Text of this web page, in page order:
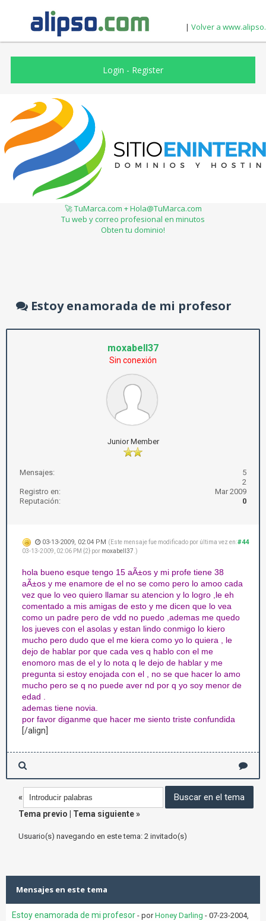
| Volver a
Login - Register
🚀 TuMarca.com + Hola@TuMarca.com
Tu web y correo profesional en minutos
Obten tu dominio!
Estoy enamorada de mi profesor
moxabell37
Sin conexión
Junior Member
Mensajes:
5
2
Registro en:
Mar 2009
Reputación:
0
#44
03-13-2009, 02:04 PM (Este mensaje fue modificado por última vez en:
03-13-2009, 02:06 PM {2} por moxabell37 .)
hola bueno esque tengo 15 aÃ±os y mi profe tiene 38
aÃ±os y me enamore de el no se como pero lo amoo cada
vez que lo veo quiero llamar su atencion y lo logro ,le eh
comentado a mis amigas de esto y me dicen que lo vea
como un padre pero de vdd no puedo ,ademas me quedo
los jueves con el asolas y estan lindo conmigo lo kiero
mucho pero dudo que el me kiera como yo lo quiera , le
dejo de hablar por que cada ves q hablo con el me
enomoro mas de el y lo nota q le dejo de hablar y me
pregunta si estoy enojada con el , no se que hacer lo amo
mucho pero se q no puede aver nd por q yo soy menor de
edad .
ademas tiene novia.
por favor diganme que hacer me siento triste confundida
[/align]
«
Tema previo
Tema siguiente»
Usuario(s) navegando en este tema: 2 invitado(s)
Mensajes en este tema
Estoy enamorada de mi profesor - porHoney Darling - 07-23-2004,